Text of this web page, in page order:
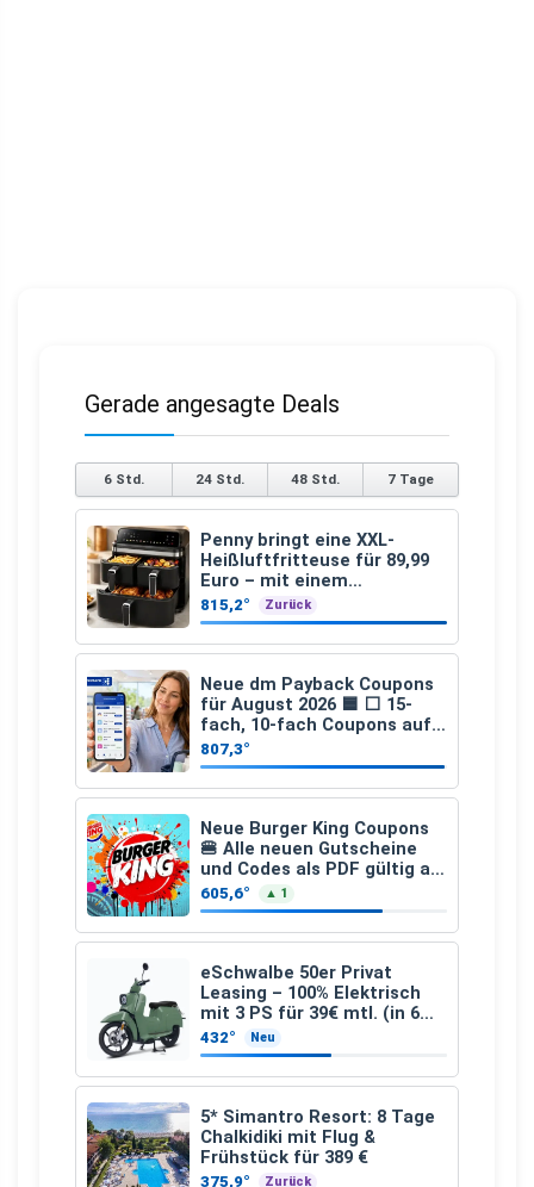
Gerade angesagte Deals
6 Std. 24 Std. 48 Std. 7 Tage
Penny bringt eine XXL-
Heißluftfritteuse für 89,99
Euro – mit einem
besonderen Vorteil
815,2° Zurück
Neue dm Payback Coupons
für August 2026 🟦 ⬜ 15-
fach, 10-fach Coupons auf
den gesamten Einkauf ab 2
€
807,3°
Neue Burger King Coupons
🍔 Alle neuen Gutscheine
und Codes als PDF gültig ab
25.07.2026 bis 04.09.2026
605,6° ▲ 1
eSchwalbe 50er Privat
Leasing – 100% Elektrisch
mit 3 PS für 39€ mtl. (in 6
schicken Farben LF: 0.43, 36
Monate, Bereitstellung:
159,00 €, 2.500 km/Jahr)
432° Neu
5* Simantro Resort: 8 Tage
Chalkidiki mit Flug &
Frühstück für 389 €
375,9° Zurück